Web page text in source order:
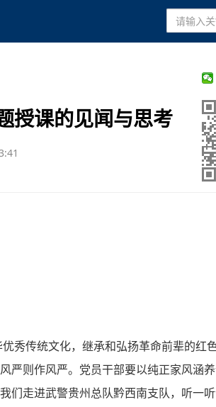
授课的见闻与思考
秀传统文化，继承和弘扬革命前辈的红
严则作风严。党员干部要以纯正家风涵
们走进武警贵州总队黔西南支队，听一